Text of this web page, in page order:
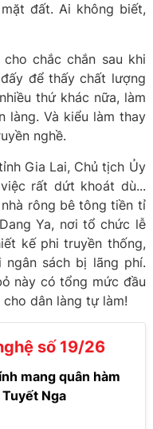
đất. Ai không biết,
chắc chắn sau khi
để thấy chất lượng
thứ khác nữa, làm
làng. Và kiểu làm thay
nghề.
Gia Lai, Chủ tịch Ủy
rất dứt khoát dù...
rông bê tông tiền tỉ
Ya, nơi tổ chức lễ
kế phi truyền thống,
sách bị lãng phí.
này có tổng mức đầu
dân làng tự làm!
số 19/26
mang quân hàm
Nga